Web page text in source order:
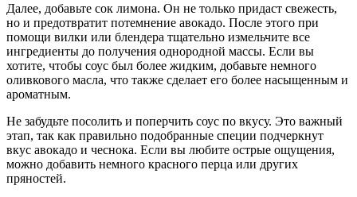
Далее, добавьте сок лимона. Он не только придаст свежесть,
но и предотвратит потемнение авокадо. После этого при
помощи вилки или блендера тщательно измельчите все
ингредиенты до получения однородной массы. Если вы
хотите, чтобы соус был более жидким, добавьте немного
оливкового масла, что также сделает его более насыщенным и
ароматным.
Не забудьте посолить и поперчить соус по вкусу. Это важный
этап, так как правильно подобранные специи подчеркнут
вкус авокадо и чеснока. Если вы любите острые ощущения,
можно добавить немного красного перца или других
пряностей.